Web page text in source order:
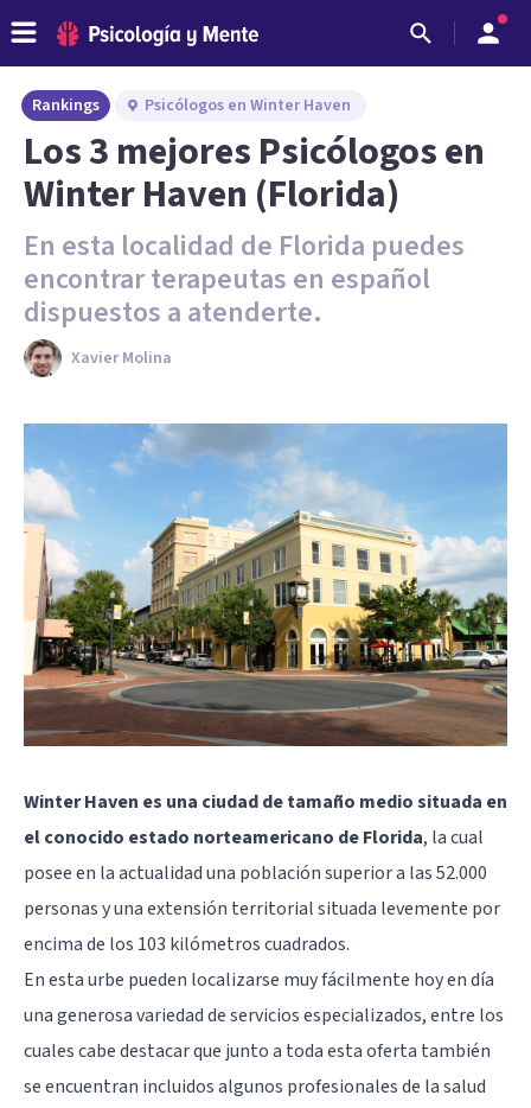
Rankings Psicólogos en Winter Haven
Los 3 mejores Psicólogos en
Winter Haven (Florida)
En esta localidad de Florida puedes
encontrar terapeutas en español
dispuestos a atenderte.
Xavier Molina
Winter Haven es una ciudad de tamaño medio situada en
el conocido estado norteamericano de Florida, la cual
posee en la actualidad una población superior a las 52.000
personas y una extensión territorial situada levemente por
encima de los 103 kilómetros cuadrados.
En esta urbe pueden localizarse muy fácilmente hoy en día
una generosa variedad de servicios especializados, entre los
cuales cabe destacar que junto a toda esta oferta también
se encuentran incluidos algunos profesionales de la salud